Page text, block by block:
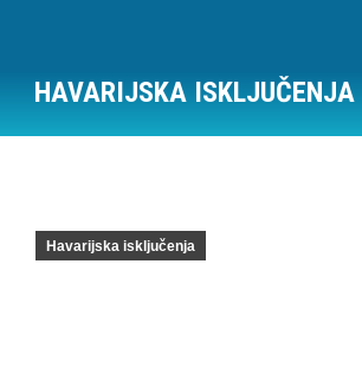
HAVARIJSKA
Havarijska isključenja